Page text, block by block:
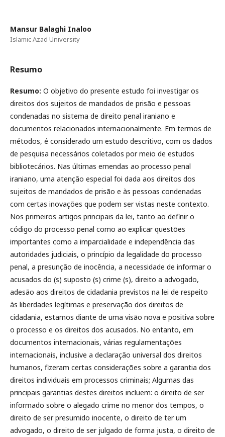
Mansur Balaghi Inaloo
Islamic Azad University
Resumo
Resumo: O objetivo do presente estudo foi investigar os
direitos dos sujeitos de mandados de prisão e pessoas
condenadas no sistema de direito penal iraniano e
documentos relacionados internacionalmente. Em termos de
métodos, é considerado um estudo descritivo, com os dados
de pesquisa necessários coletados por meio de estudos
bibliotecários. Nas últimas emendas ao processo penal
iraniano, uma atenção especial foi dada aos direitos dos
sujeitos de mandados de prisão e às pessoas condenadas
com certas inovações que podem ser vistas neste contexto.
Nos primeiros artigos principais da lei, tanto ao definir o
código do processo penal como ao explicar questões
importantes como a imparcialidade e independência das
autoridades judiciais, o princípio da legalidade do processo
penal, a presunção de inocência, a necessidade de informar o
acusados do (s) suposto (s) crime (s), direito a advogado,
adesão aos direitos de cidadania previstos na lei de respeito
às liberdades legítimas e preservação dos direitos de
cidadania, estamos diante de uma visão nova e positiva sobre
o processo e os direitos dos acusados. No entanto, em
documentos internacionais, várias regulamentações
internacionais, inclusive a declaração universal dos direitos
humanos, fizeram certas considerações sobre a garantia dos
direitos individuais em processos criminais; Algumas das
principais garantias destes direitos incluem: o direito de ser
informado sobre o alegado crime no menor dos tempos, o
direito de ser presumido inocente, o direito de ter um
advogado, o direito de ser julgado de forma justa, o direito de